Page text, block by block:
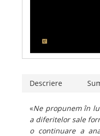
Descriere
«Ne propunem în
a diferitelor sale
o continuare a